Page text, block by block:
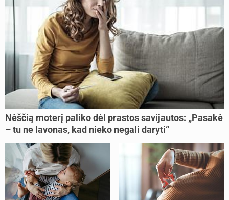
Nėščią moterį paliko dėl prastos savijautos: „Pasakė
– tu ne lavonas, kad nieko negali daryti“